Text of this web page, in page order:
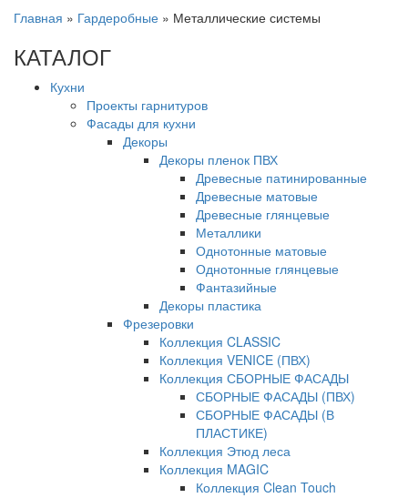
Главная » Гардеробные » Металлические системы
КАТАЛОГ
Кухни
Проекты гарнитуров
Фасады для кухни
Декоры
Декоры пленок ПВХ
Древесные патинированные
Древесные матовые
Древесные глянцевые
Металлики
Однотонные матовые
Однотонные глянцевые
Фантазийные
Декоры пластика
Фрезеровки
Коллекция CLASSIC
Коллекция VENICE (ПВХ)
Коллекция СБОРНЫЕ ФАСАДЫ
СБОРНЫЕ ФАСАДЫ (ПВХ)
СБОРНЫЕ ФАСАДЫ (В
ПЛАСТИКЕ)
Коллекция Этюд леса
Коллекция MAGIC
Коллекция Clean Touch